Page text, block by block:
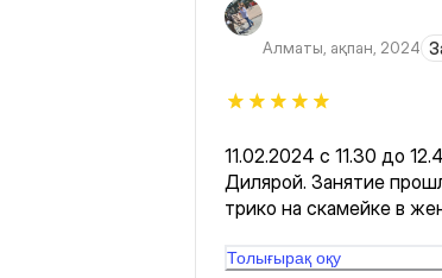
Алматы, ақпан, 2024
11.02.2024 с 11.30 до
Дилярой. Занятие
трико на скамейке в
домой. Все обыскали
Толығырақ оқу